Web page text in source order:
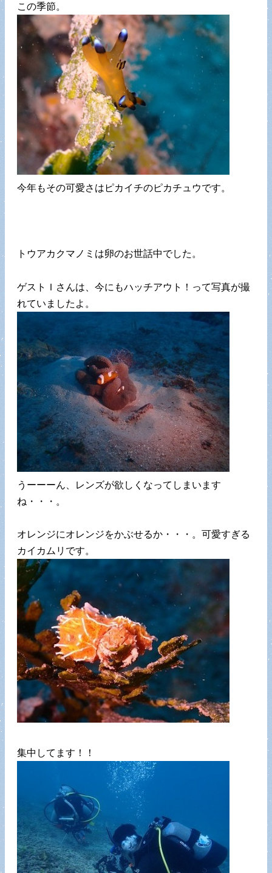
この季節。
今年もその可愛さはピカイチのピカチュウです。
トウアカクマノミは卵のお世話中でした。
ゲストＩさんは、今にもハッチアウト！って写真が撮
れていましたよ。
うーーーん、レンズが欲しくなってしまいます
ね・・・。
オレンジにオレンジをかぶせるか・・・。可愛すぎる
カイカムリです。
集中してます！！